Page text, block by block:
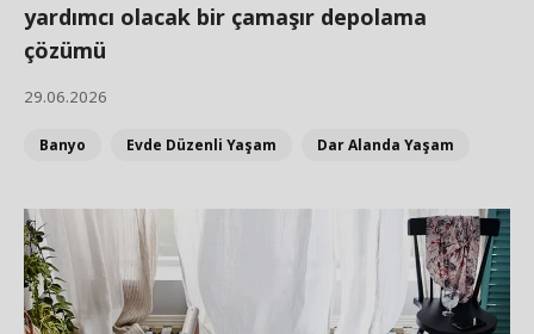
yardımcı olacak bir çamaşır depolama
çözümü
29.06.2026
Banyo Evde Düzenli Yaşam Dar Alanda Yaşam